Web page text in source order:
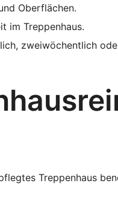
Oberflächen.
im Treppenhaus.
zweiwöchentlich
Treppenhaus